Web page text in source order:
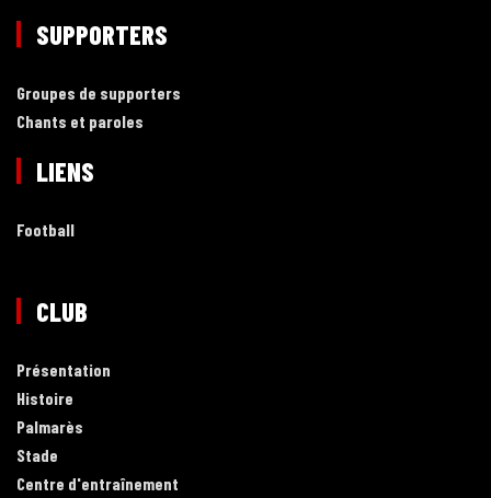
SUPPORTERS
Groupes de supporters
Chants et paroles
LIENS
Football
CLUB
Présentation
Histoire
Palmarès
Stade
Centre d'entraînement